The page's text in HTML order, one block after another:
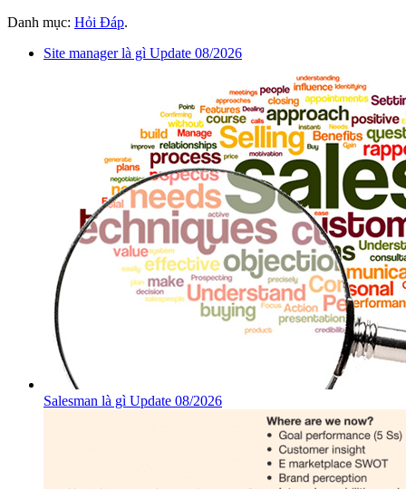
Danh mục: Hỏi Đáp.
Site manager là gì Update 08/2026
Salesman là gì Update 08/2026